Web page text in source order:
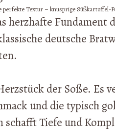
perfekte Textur – knusprige
herzhafte Fundament
deutsche
der Soße. Es
und die typisch
schafft Tiefe und